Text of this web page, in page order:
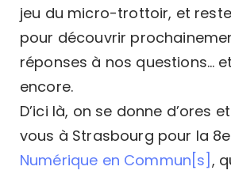
jeu du micro-trottoir, et
pour découvrir
réponses à nos questions…
encore.
D’ici là, on se donne d’ores
vous à Strasbourg pour la
Numérique en Commun[s] ,